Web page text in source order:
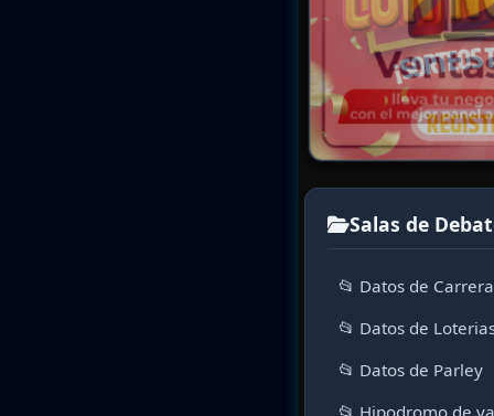
Salas de
📂 Datos de
📂 Datos de
📂 Datos de Parley